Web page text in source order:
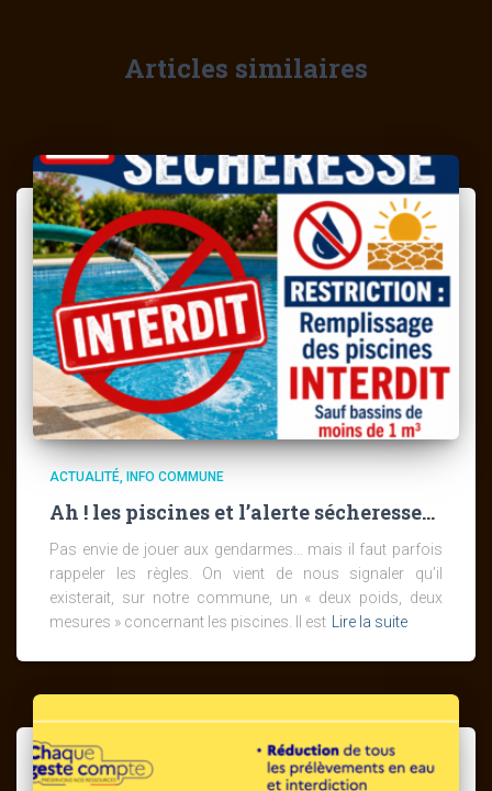
Articles similaires
ACTUALITÉ INFO COMMUNE
Ah ! les piscines et l’alerte sécheresse…
Pas envie de jouer aux gendarmes… mais il faut parfois
rappeler les règles. On vient de nous signaler qu’il
existerait, sur notre commune, un « deux poids, deux
mesures » concernant les piscines. Il est
Lire la suite